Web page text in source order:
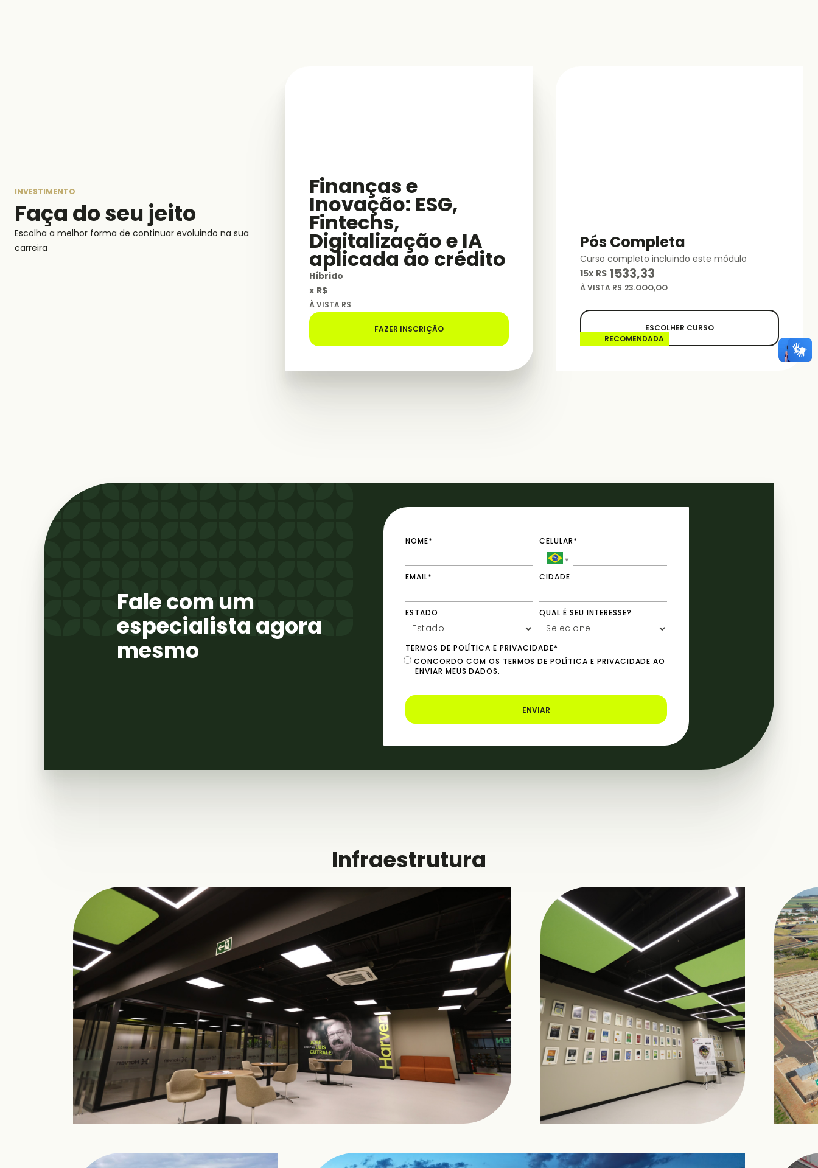
INVESTIMENTO
Faça do seu jeito
Escolha a melhor forma de continuar evoluindo na sua
carreira
Finanças e
Inovação: ESG,
Fintechs,
Digitalização e IA
aplicada ao crédito
Híbrido
x R$
À VISTA R$
FAZER INSCRIÇÃO
Pós Completa
Curso completo incluindo este módulo
15x R$ 1533,33
À VISTA R$ 23.OOO,OO
ESCOLHER CURSO
RECOMENDADA
Fale com um
especialista agora
mesmo
NOME* CELULAR*
EMAIL* CIDADE
ESTADO QUAL É SEU INTERESSE?
TERMOS DE POLÍTICA E PRIVACIDADE*
CONCORDO COM OS TERMOS DE POLÍTICA E PRIVACIDADE AO
ENVIAR MEUS DADOS.
ENVIAR
Infraestrutura